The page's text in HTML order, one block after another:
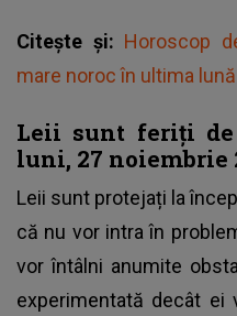
Citește și: Horoscop
mare noroc în ultima
Leii sunt feriți
luni, 27 noiembrie
Leii sunt protejați la
că nu vor intra în
vor întâlni anumite
experimentată decât ei